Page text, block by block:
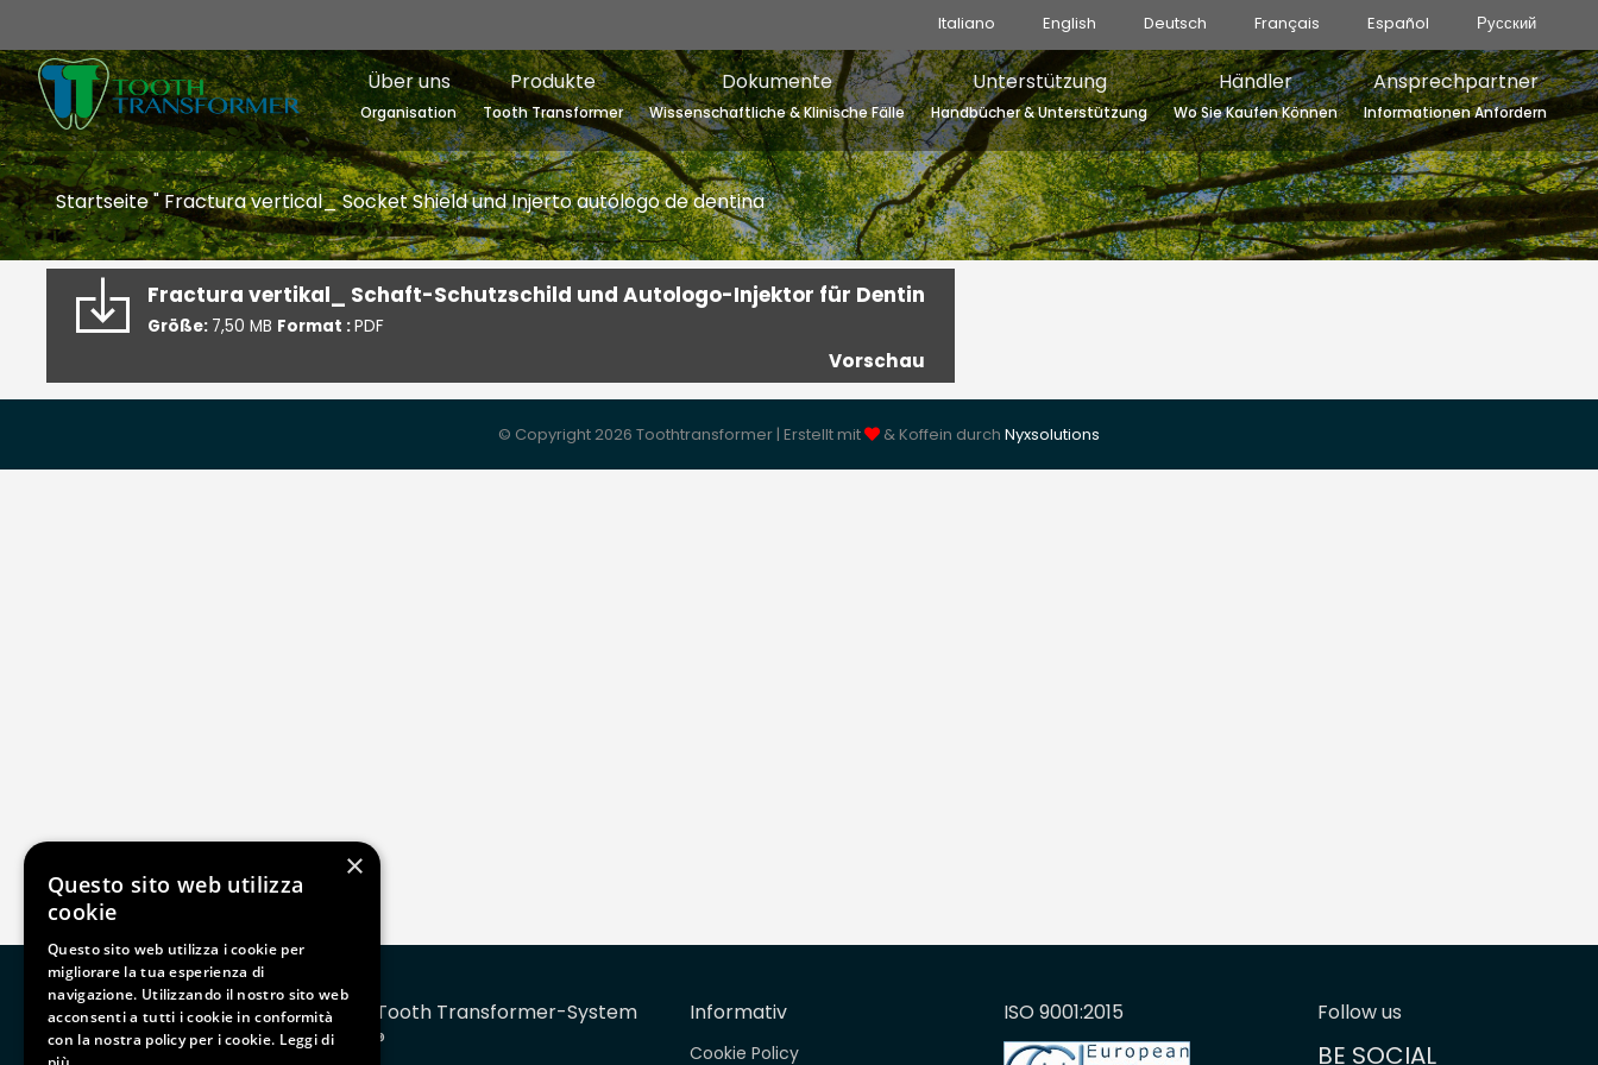
Italiano English Deutsch Français Español Русский
Über uns
Organisation
Produkte
Tooth Transformer
Dokumente
Wissenschaftliche & Klinische Fälle
Unterstützung
Handbücher & Unterstützung
Händler
Wo Sie Kaufen Können
Ansprechpartner
Informationen Anfordern
Startseite"Fractura vertical_ Socket Shield und Injerto autólogo de dentina
Fractura vertikal_ Schaft-Schutzschild und Autologo-Injektor für Dentin
Größe: 7,50 MB Format :PDF
Vorschau
TT ZAHNTRANSFORMATOR SRL
Tooth Transformer-System
®
Informativ
Cookie Policy
ISO 9001:2015 Follow us
BE SOCIAL
© Copyright 2026 Toothtransformer | Erstellt mit & Koffein durch Nyxsolutions
×
Questo sito web utilizza
cookie
Questo sito web utilizza i cookie per
migliorare la tua esperienza di
navigazione. Utilizzando il nostro sito web
acconsenti a tutti i cookie in conformità
con la nostra policy per i cookie. Leggi di